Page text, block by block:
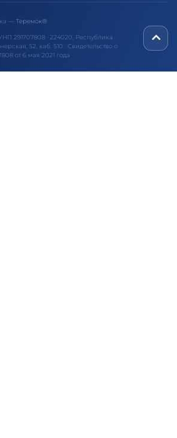
— Теремок®
291707808 · 224020, Республика
52, каб. 510 · Свидетельство о
от 6 мая 2021 года